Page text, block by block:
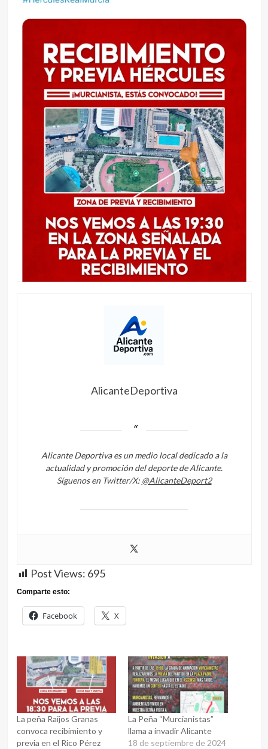
AlicanteDeportiva
Alicante Deportiva es un medio local dedicado a la
actualidad y promoción del deporte de Alicante.
Síguenos en Twitter/X: @AlicanteDeport2
Post Views: 695
Comparte esto:
Facebook X
La peña Raijos Granas
convoca recibimiento y
previa en el Rico Pérez
La Peña “Murcianistas”
llama a invadir Alicante
18 de septiembre de 2024